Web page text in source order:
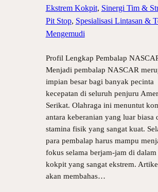
Ekstrem Kokpit, Sinergi Tim &
Pit Stop, Spesialisasi Lintasan &
Mengemudi
Profil Lengkap Pembalap
Menjadi pembalap NASCAR
impian besar bagi banyak pecinta
kecepatan di seluruh penjuru
Serikat. Olahraga ini menuntut
antara keberanian yang luar biasa
stamina fisik yang sangat kuat.
para pembalap harus mampu
fokus selama berjam-jam di dalam
kokpit yang sangat ekstrem.
akan membahas…